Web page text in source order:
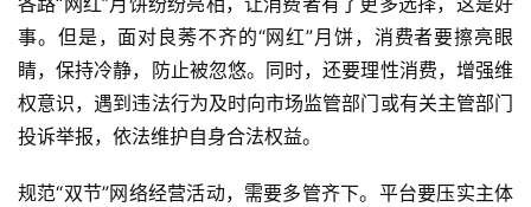
事。但是，面对良莠不齐的“网红”月饼，消费者要擦亮眼
睛，保持冷静，防止被忽悠。同时，还要理性消费，增强维
权意识，遇到违法行为及时向市场监管部门或有关主管部门
投诉举报，依法维护自身合法权益。
规范“双节”网络经营活动，需要多管齐下。平台要压实主体